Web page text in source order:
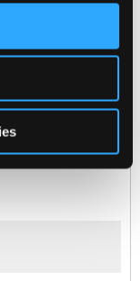
lave en 'AaB' (det
Duncan og Lumb)
sted og gør ca.